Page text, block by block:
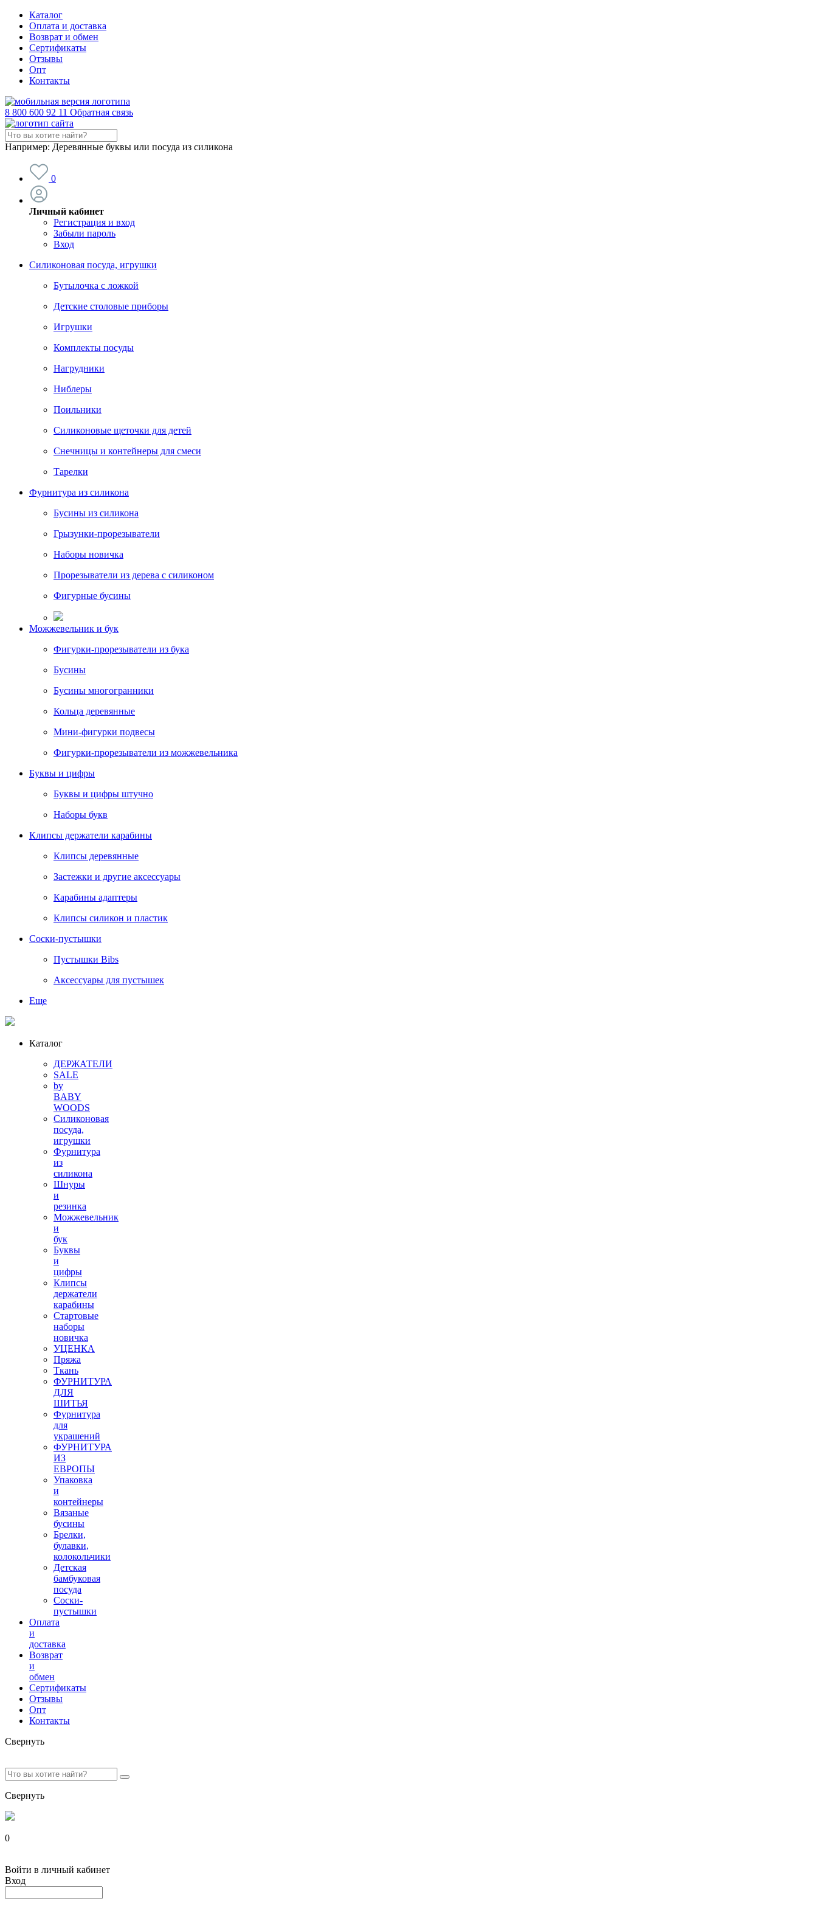
Каталог
Оплата и доставка
Возврат и обмен
Сертификаты
Отзывы
Опт
Контакты
8 800 600 92 11 Обратная связь
Например: Деревянные буквы или посуда из силикона
0
Личный кабинет
Регистрация и вход
Забыли пароль
Вход
Силиконовая посуда, игрушки
Бутылочка с ложкой
Детские столовые приборы
Игрушки
Комплекты посуды
Нагрудники
Ниблеры
Поильники
Силиконовые щеточки для детей
Снечницы и контейнеры для смеси
Тарелки
Фурнитура из силикона
Бусины из силикона
Грызунки-прорезыватели
Наборы новичка
Прорезыватели из дерева с силиконом
Фигурные бусины
Можжевельник и бук
Фигурки-прорезыватели из бука
Бусины
Бусины многогранники
Кольца деревянные
Мини-фигурки подвесы
Фигурки-прорезыватели из можжевельника
Буквы и цифры
Буквы и цифры штучно
Наборы букв
Клипсы держатели карабины
Клипсы деревянные
Застежки и другие аксессуары
Карабины адаптеры
Клипсы силикон и пластик
Соски-пустышки
Пустышки Bibs
Аксессуары для пустышек
Еще
Каталог
ДЕРЖАТЕЛИ
SALE
by
BABY
WOODS
Силиконовая
посуда,
игрушки
Фурнитура
из
силикона
Шнуры
и
резинка
Можжевельник
и
бук
Буквы
и
цифры
Клипсы
держатели
карабины
Стартовые
наборы
новичка
УЦЕНКА
Пряжа
Ткань
ФУРНИТУРА
ДЛЯ
ШИТЬЯ
Фурнитура
для
украшений
ФУРНИТУРА
ИЗ
ЕВРОПЫ
Упаковка
и
контейнеры
Вязаные
бусины
Брелки,
булавки,
колокольчики
Детская
бамбуковая
посуда
Соски-
пустышки
Оплата
и
доставка
Возврат
и
обмен
Сертификаты
Отзывы
Опт
Контакты
Свернуть
Свернуть
0
Войти в личный кабинет
Вход